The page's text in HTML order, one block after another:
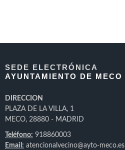
SEDE ELECTRÓNICA
AYUNTAMIENTO DE MECO
DIRECCION
PLAZA DE LA VILLA, 1
MECO, 28880 - MADRID
Teléfono: 918860003
Email: atencionalvecino@ayto-meco.es